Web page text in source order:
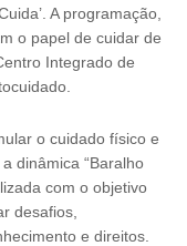
A programação,
o papel de cuidar de
Integrado de
o cuidado físico e
dinâmica “Baralho
com o objetivo
desafios,
e direitos.